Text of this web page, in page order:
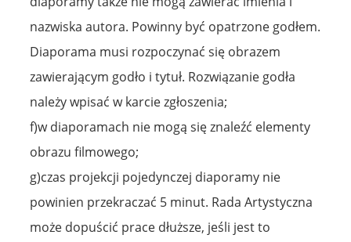
nazwiska autora. Powinny być opatrzone godłem.
Diaporama musi rozpoczynać się obrazem
zawierającym godło i tytuł. Rozwiązanie godła
należy wpisać w karcie zgłoszenia;
f)w diaporamach nie mogą się znaleźć elementy
obrazu filmowego;
g)czas projekcji pojedynczej diaporamy nie
powinien przekraczać 5 minut. Rada Artystyczna
może dopuścić prace dłuższe, jeśli jest to